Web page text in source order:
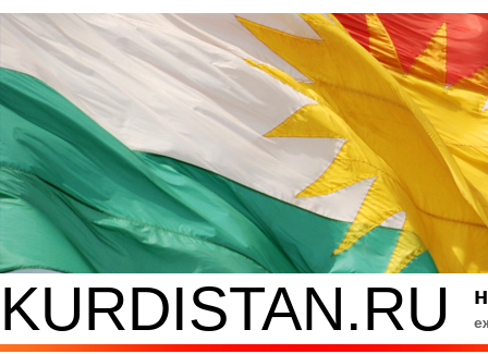
KURDISTAN.RU